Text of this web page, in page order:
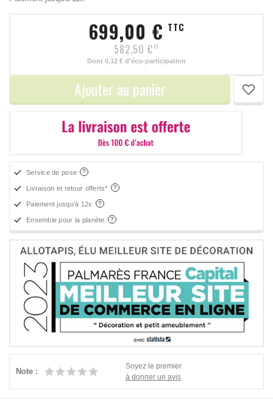
699,00 € TTC
582,50 € HT
Dont 0,12 € d'éco-participation
Ajouter au panier
Service de pose
Livraison et retour offerts*
Paiement jusqu'à 12x
Ensemble pour la planète
Note :
Soyez le premier
à donner un avis